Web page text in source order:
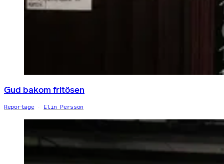
Gud bakom fritösen
Reportage Elin Persson